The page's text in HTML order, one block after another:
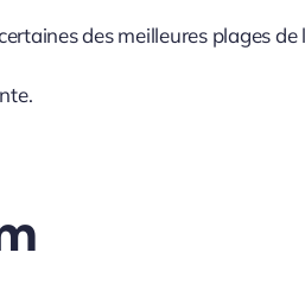
des meilleures plages de